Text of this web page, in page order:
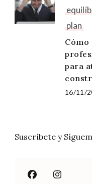
plan
para
16/11/
Suscríbete y